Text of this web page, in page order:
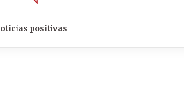
positivas